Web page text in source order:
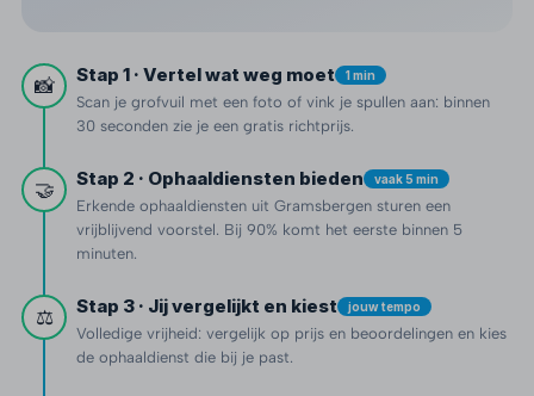
📸 Stap 1 · Vertel wat weg moet 1 min
Scan je grofvuil met een foto of vink je spullen aan: binnen
30 seconden zie je een gratis richtprijs.
🤝 Stap 2 · Ophaaldiensten bieden vaak 5 min
Erkende ophaaldiensten uit Gramsbergen sturen een
vrijblijvend voorstel. Bij 90% komt het eerste binnen 5
minuten.
⚖️ Stap 3 · Jij vergelijkt en kiest jouw tempo
Volledige vrijheid: vergelijk op prijs en beoordelingen en kies
de ophaaldienst die bij je past.